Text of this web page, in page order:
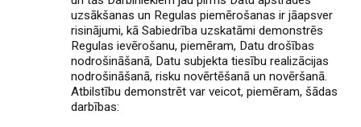
uzsākšanas un Regulas piemērošanas ir jāapsver
risinājumi, kā Sabiedrība uzskatāmi demonstrēs
Regulas ievērošanu, piemēram, Datu drošības
nodrošināšanā, Datu subjekta tiesību realizācijas
nodrošināšanā, risku novērtēšanā un novēršanā.
Atbilstību demonstrēt var veicot, piemēram, šādas
darbības: